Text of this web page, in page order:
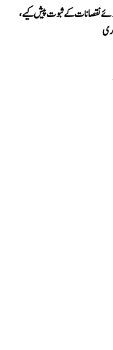
نقصانات کے ثبوت پیش کیے،